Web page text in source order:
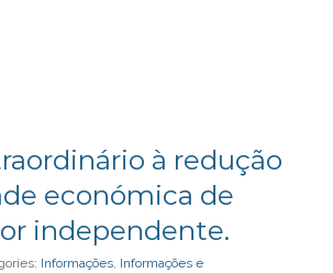
à redução
económica de
independente.
Informações, Informações e